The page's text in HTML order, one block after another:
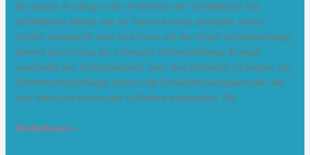
Ein kurzer Ausflug in die Anatomie der Schilddrüse Die
Schilddrüse bildet, wie ihr Name bereits preisgibt, einen
Schild. Vergleicht man ihre Form mit der eines Schmetterlings,
kommt der Istmus als schmaler Schmetterlings-Rumpf
unterhalb des Schildknorpels über den Kehlkopf zu liegen, die
Schmetterlingsflügel stellen die Schilddrüsenlappen dar, die
sich links und rechts der Luftröhre ausbreiten. Als
Weiterlesen »